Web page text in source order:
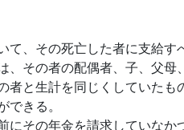
て、その死亡した者に支給す
、その者の配偶者、子、父母
者と生計を同じくしていたも
きる。
その年金を請求していなか